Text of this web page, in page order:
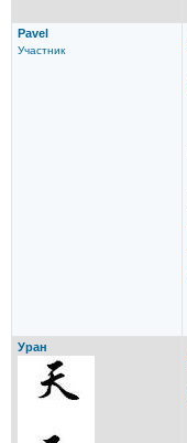
Pavel
Участник
Уран